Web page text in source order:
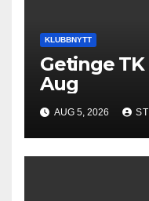
KLUBBNYTT
Getinge TK
Aug
AUG 5, 2026